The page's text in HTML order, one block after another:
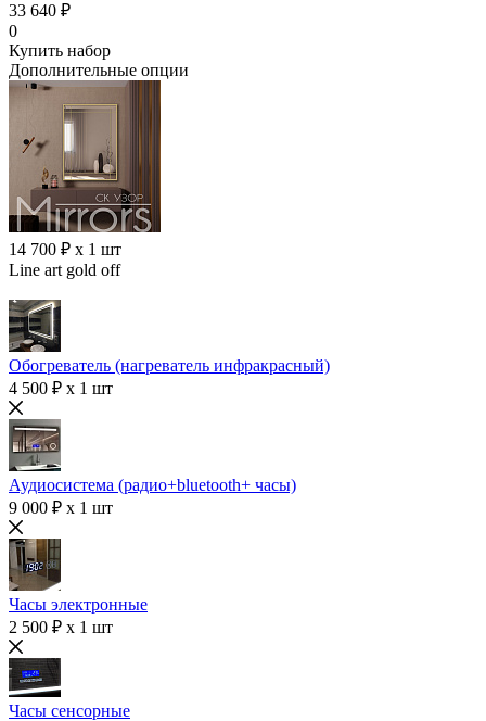
33 640 ₽
0
Купить набор
Дополнительные опции
14 700 ₽ x 1 шт
Line art gold off
Обогреватель (нагреватель инфракрасный)
4 500 ₽ x 1 шт
Аудиосистема (радио+bluetooth+ часы)
9 000 ₽ x 1 шт
Часы электронные
2 500 ₽ x 1 шт
Часы сенсорные